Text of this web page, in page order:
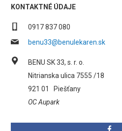
KONTAKTNÉ ÚDAJE
0917 837 080
benu33@benulekaren.sk
BENU SK 33, s. r. o.
Nitrianska ulica 7555 /18
921 01
Piešťany
OC Aupark